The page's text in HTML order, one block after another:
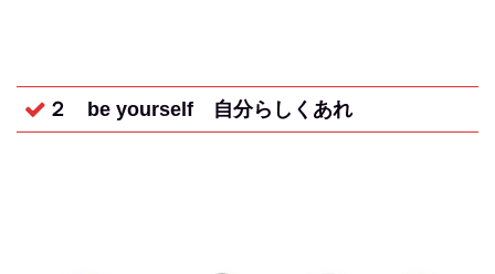
２ be yourself 自分らしくあれ